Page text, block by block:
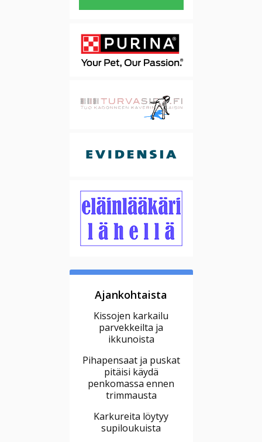
Ajankohtaista
Kissojen karkailu
parvekkeilta ja
ikkunoista
Pihapensaat ja puskat
pitäisi käydä
penkomassa ennen
trimmausta
Karkureita löytyy
supiloukuista